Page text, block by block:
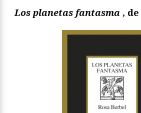
Los planetas fantasma , de